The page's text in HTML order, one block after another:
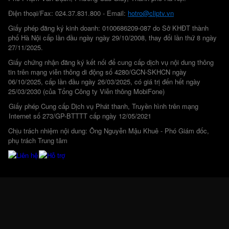
Điện thoại/Fax: 024.37.831.800 - Email: hotro@cliptv.vn
Giấy phép đăng ký kinh doanh: 0100686209-087 do Sở KHĐT thành
phố Hà Nội cấp lần đầu ngày ngày 29/10/2008, thay đổi lần thứ 8 ngày
27/11/2025.
Giấy chứng nhận đăng ký kết nối để cung cấp dịch vụ nội dung thông
tin trên mạng viễn thông di động số 4280/GCN-SKHCN ngày
06/10/2025, cấp lần đầu ngày 26/03/2025, có giá trị đến hết ngày
25/03/2030 (của Tổng Công ty Viễn thông MobiFone)
Giấy phép Cung cấp Dịch vụ Phát thanh, Truyền hình trên mạng
Internet số 273/GP-BTTTT cấp ngày 12/05/2021
Chịu trách nhiệm nội dung: Ông Nguyễn Mậu Khuê - Phó Giám đốc,
phụ trách Trung tâm